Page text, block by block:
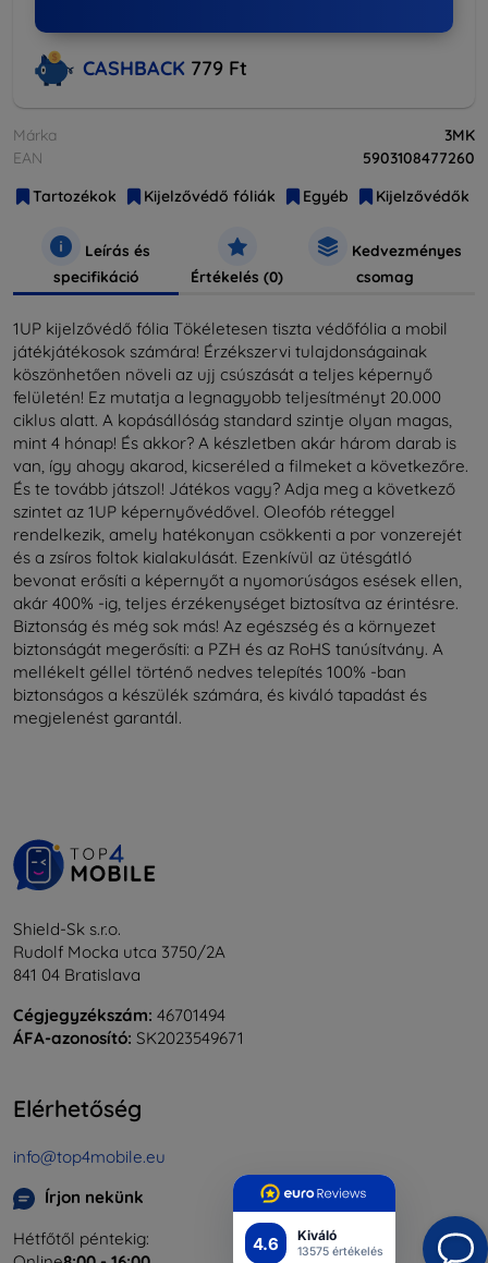
4.6 Kiváló
13575 értékelés
CASHBACK 779 Ft
Márka
3MK
EAN
5903108477260
Tartozékok
Kijelzővédő fóliák Egyéb Kijelzővédők
Leírás és
specifikáció
Értékelés (0)
Kedvezményes
csomag
1UP kijelzővédő fólia Tökéletesen tiszta védőfólia a mobil
játékjátékosok számára! Érzékszervi tulajdonságainak
köszönhetően növeli az ujj csúszását a teljes képernyő
felületén! Ez mutatja a legnagyobb teljesítményt 20.000
ciklus alatt. A kopásállóság standard szintje olyan magas,
mint 4 hónap! És akkor? A készletben akár három darab is
van, így ahogy akarod, kicseréled a filmeket a következőre.
És te tovább játszol! Játékos vagy? Adja meg a következő
szintet az 1UP képernyővédővel. Oleofób réteggel
rendelkezik, amely hatékonyan csökkenti a por vonzerejét
és a zsíros foltok kialakulását. Ezenkívül az ütésgátló
bevonat erősíti a képernyőt a nyomorúságos esések ellen,
akár 400% -ig, teljes érzékenységet biztosítva az érintésre.
Biztonság és még sok más! Az egészség és a környezet
biztonságát megerősíti: a PZH és az RoHS tanúsítvány. A
mellékelt géllel történő nedves telepítés 100% -ban
biztonságos a készülék számára, és kiváló tapadást és
megjelenést garantál.
Shield-Sk s.r.o.
Rudolf Mocka utca 3750/2A
841 04 Bratislava
Cégjegyzékszám: 46701494
ÁFA-azonosító: SK2023549671
Elérhetőség
info@top4mobile.eu
Írjon nekünk
Hétfőtől péntekig: